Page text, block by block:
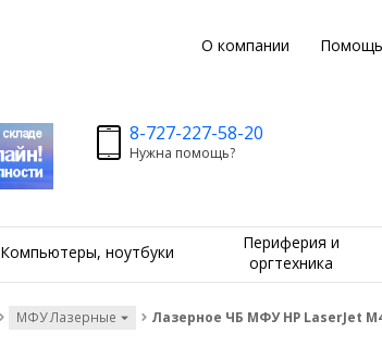
О компании Помощь
8-727-227-58-20
Нужна помощь?
Компьютеры, ноутбуки
Периферия и
оргтехника
МФУ Лазерные Лазерное ЧБ МФУ HP LaserJet